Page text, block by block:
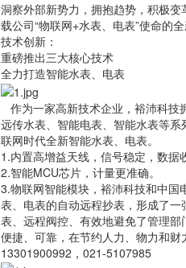
洞察外部新势力，拥抱趋势，积极
载公司“物联网+水表、电表”使命的
技术创新：
重磅推出三大核心技术
全力打造智能水表、电表
作为一家高新技术企业，裕沛科技
远传水表、智能电表、智能水表等
联网时代全新智能水表、电表。
1.内置高增益天线，信号稳定，数据
2.智能MCU芯片，计量更准确。
3.物联网智能模块，裕沛科技和中国
表、电表的自动远程抄表，形成了
表、远程阀控、有效地避免了管理
便捷、可靠，在节约人力、物力和
13301900992，021-5107985